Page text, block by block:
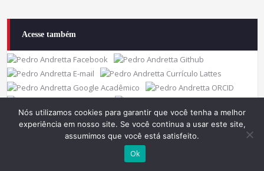
Acesse também
Nós utilizamos cookies para garantir que você tenha a melhor
experiência em nosso site. Se você continua a usar este site,
assumimos que você está satisfeito.
Ok